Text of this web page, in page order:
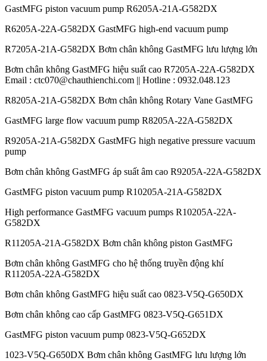
GastMFG piston vacuum pump R6205A-21A-G582DX
R6205A-22A-G582DX GastMFG high-end vacuum pump
R7205A-21A-G582DX Bơm chân không GastMFG lưu lượng lớn
Bơm chân không GastMFG hiệu suất cao R7205A-22A-G582DX
Email : ctc070@chauthienchi.com || Hotline : 0932.048.123
R8205A-21A-G582DX Bơm chân không Rotary Vane GastMFG
GastMFG large flow vacuum pump R8205A-22A-G582DX
R9205A-21A-G582DX GastMFG high negative pressure vacuum
pump
Bơm chân không GastMFG áp suất âm cao R9205A-22A-G582DX
GastMFG piston vacuum pump R10205A-21A-G582DX
High performance GastMFG vacuum pumps R10205A-22A-
G582DX
R11205A-21A-G582DX Bơm chân không piston GastMFG
Bơm chân không GastMFG cho hệ thống truyền động khí
R11205A-22A-G582DX
Bơm chân không GastMFG hiệu suất cao 0823-V5Q-G650DX
Bơm chân không cao cấp GastMFG 0823-V5Q-G651DX
GastMFG piston vacuum pump 0823-V5Q-G652DX
1023-V5Q-G650DX Bơm chân không GastMFG lưu lượng lớn